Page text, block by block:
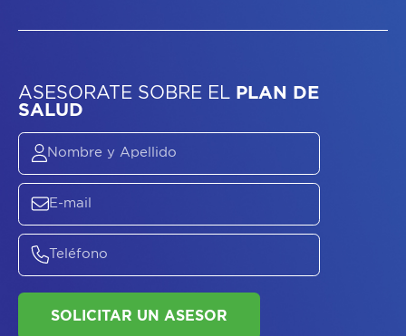
ASESORATE SOBREELPLAN DE
SALUD